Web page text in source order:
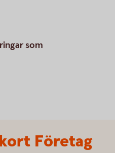
som
Företag